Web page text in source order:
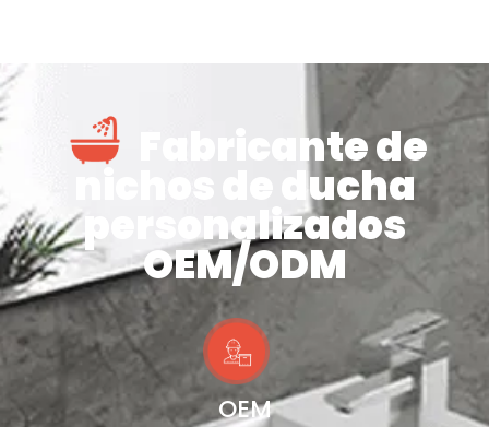
Fabricante de
nichos de ducha
personalizados
OEM/ODM
OEM